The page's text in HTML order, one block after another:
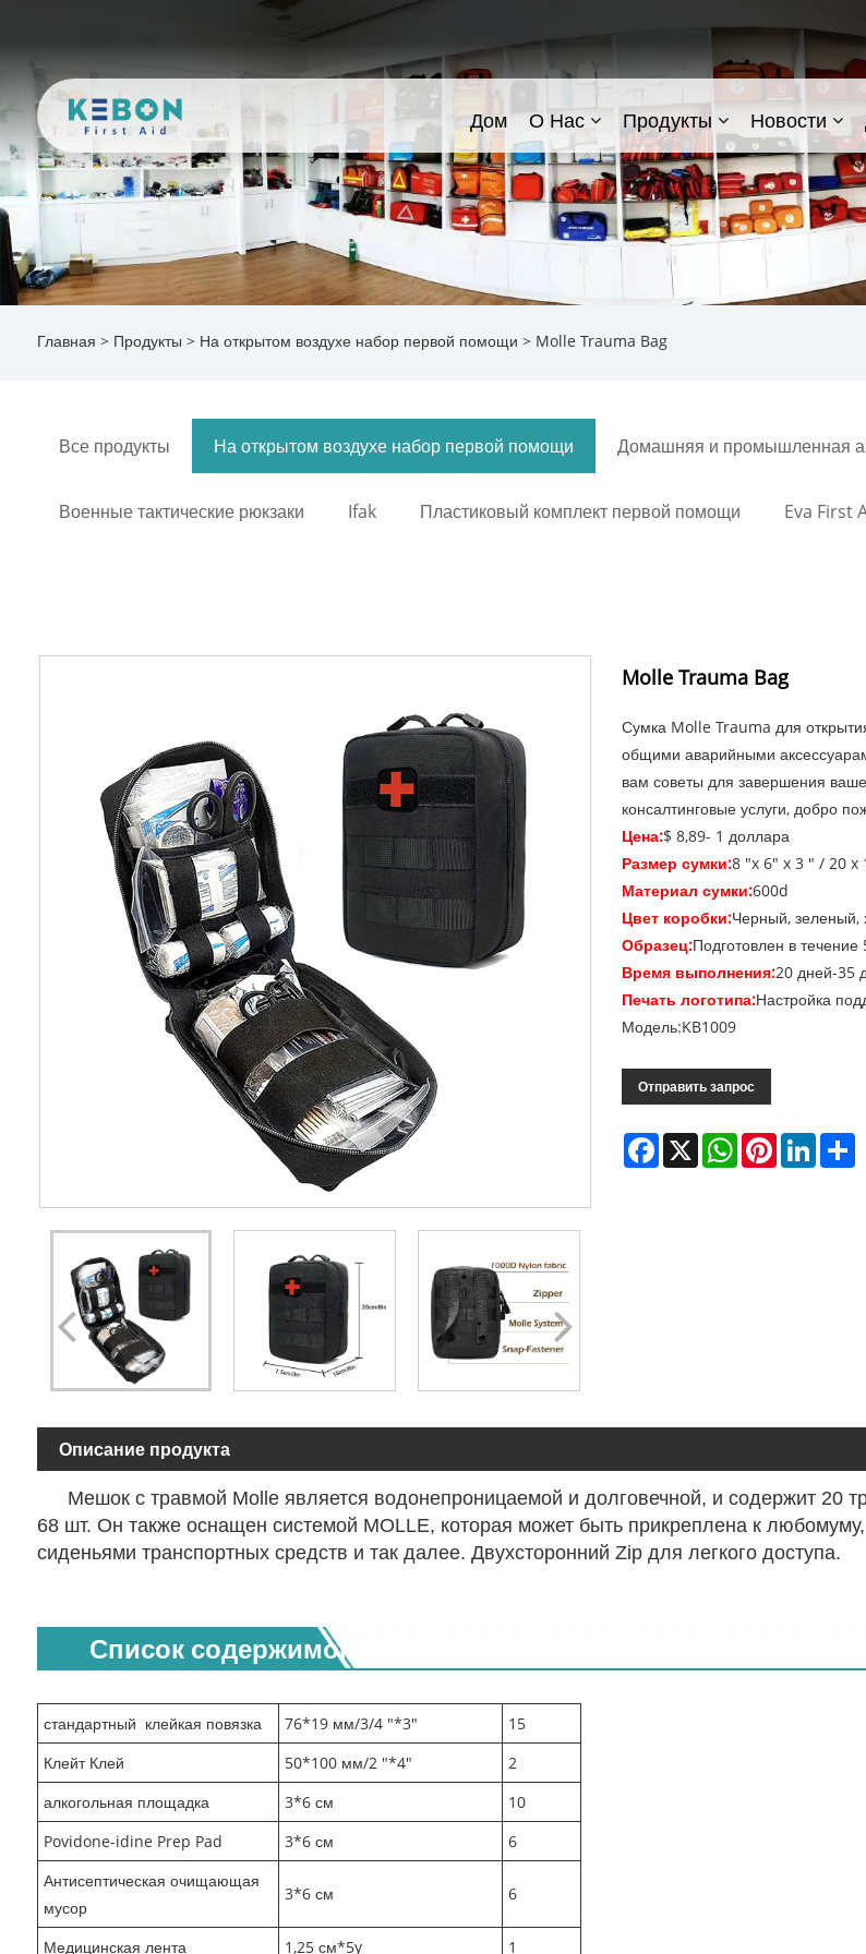
Дом О Нас Продукты Новости
Главная > Продукты > На открытом воздухе набор первой помощи > Molle Trauma Bag
Все продукты На открытом воздухе набор первой помощи Домашняя и промышленная
Военные тактические рюкзаки Ifak Пластиковый комплект первой помощи Eva First
Molle Trauma Bag
Сумка Molle Trauma для
общими аварийными
вам советы для завершения
консалтинговые услуги, добро
Цена:$ 8,89- 1 доллара
Размер сумки:8 "x 6" x 3 " / 20 x
Материал сумки:600d
Цвет коробки:Черный, зеленый,
Образец:Подготовлен в течение
Время выполнения:20 дней-35
Печать логотипа:Настройка
Модель:KB1009
Отправить запрос
Facebook
X WhatsAppPinterest
Описание продукта
Мешок с травмой Molle является водонепроницаемой и долговечной, и содержит 20
68 шт. Он также оснащен системой MOLLE, которая может быть прикреплена к
сиденьями транспортных средств и так далее. Двухсторонний Zip для легкого доступа.
Список содержимого:
стандартный клейкая повязка 76*19 мм/3/4 "*3"
15
Клейт Клей
50*100 мм/2 "*4"
2
алкогольная площадка
3*6 см
10
Povidone-idine Prep Pad
3*6 см
6
Антисептическая очищающая
мусор
3*6 см 6
Медицинская лента 1,25 см*5y
1